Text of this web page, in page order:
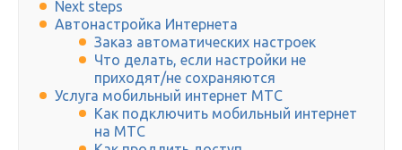
Next steps
Автонастройка Интернета
Заказ автоматических настроек
Что делать, если настройки не
приходят/не сохраняются
Услуга мобильный интернет МТС
Как подключить мобильный интернет
на МТС